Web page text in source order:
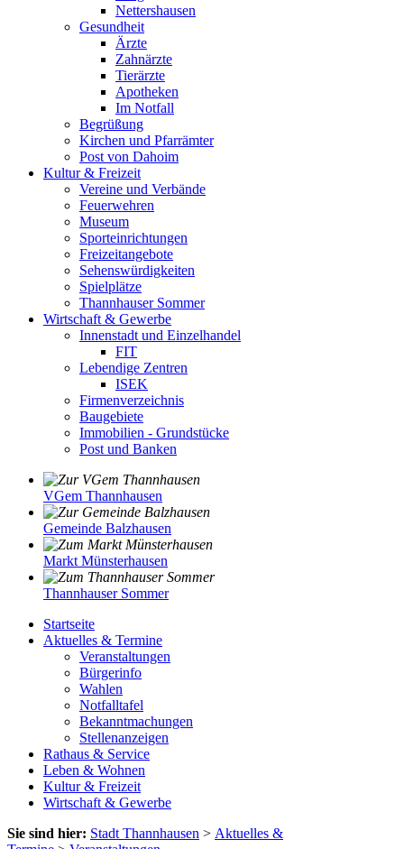
Nettershausen
Gesundheit
Ärzte
Zahnärzte
Tierärzte
Apotheken
Im Notfall
Begrüßung
Kirchen und Pfarrämter
Post von Dahoim
Kultur & Freizeit
Vereine und Verbände
Feuerwehren
Museum
Sporteinrichtungen
Freizeitangebote
Sehenswürdigkeiten
Spielplätze
Thannhauser Sommer
Wirtschaft & Gewerbe
Innenstadt und Einzelhandel
FIT
Lebendige Zentren
ISEK
Firmenverzeichnis
Baugebiete
Immobilien - Grundstücke
Post und Banken
VGem Thannhausen
Gemeinde Balzhausen
Markt Münsterhausen
Thannhauser Sommer
Startseite
Aktuelles & Termine
Veranstaltungen
Bürgerinfo
Wahlen
Notfalltafel
Bekanntmachungen
Stellenanzeigen
Rathaus & Service
Leben & Wohnen
Kultur & Freizeit
Wirtschaft & Gewerbe
Sie sind hier: Stadt Thannhausen > Aktuelles &